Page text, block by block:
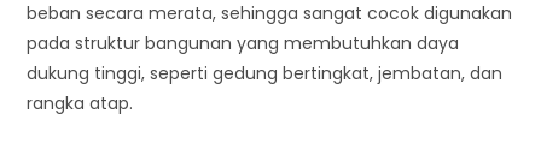
beban secara merata, sehingga sangat cocok digunakan
pada struktur bangunan yang membutuhkan daya
dukung tinggi, seperti gedung bertingkat, jembatan, dan
rangka atap.